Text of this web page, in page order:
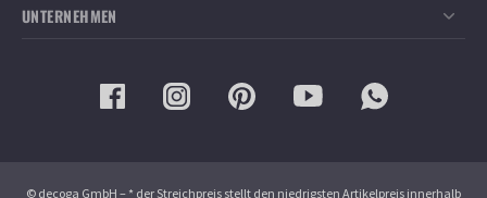
UNTERNEHMEN
Aktuelle Informationen
Gewerbliche Kunden
© decoga GmbH – * der Streichpreis stellt den niedrigsten Artikelpreis innerhalb